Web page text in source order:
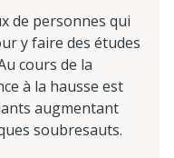
de personnes qui
y faire des études
cours de la
à la hausse est
augmentant
soubresauts.